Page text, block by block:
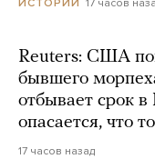
ИСТОРИИ 17 часов
Reuters: США
бывшего
отбывает срок
опасается, что
17 часов назад